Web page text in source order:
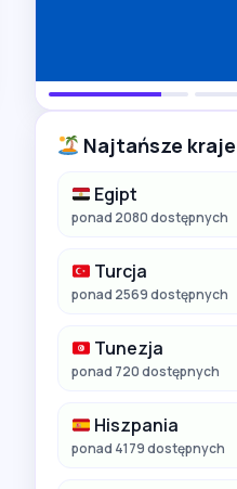
Najtańsze kraje
Egipt
ponad 2080 dostępnych
Turcja
ponad 2569 dostępnych
Tunezja
ponad 720 dostępnych
Hiszpania
ponad 4179 dostępnych